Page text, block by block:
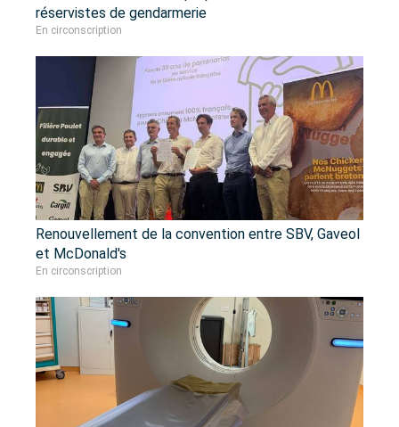
réservistes de gendarmerie
En circonscription
Renouvellement de la convention entre SBV, Gaveol
et McDonald's
En circonscription